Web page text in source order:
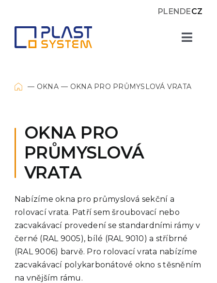
PLENDECZ
Plastové desky
O nás
Projekty
Kontakt
OKNA OKNA PRO PRŮMYSLOVÁ VRATA
OKNA PRO
PRŮMYSLOVÁ
VRATA
Nabízíme okna pro průmyslová sekční a
rolovací vrata. Patří sem šroubovací nebo
zacvakávací provedení se standardními rámy v
černé (RAL 9005), bílé (RAL 9010) a stříbrné
(RAL 9006) barvě. Pro rolovací vrata nabízíme
zacvakávací polykarbonátové okno s těsněním
na vnějším rámu.